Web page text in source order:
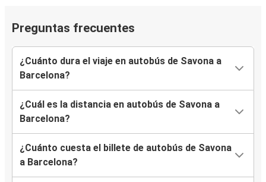
Preguntas frecuentes
¿Cuánto dura el viaje en autobús de Savona a
Barcelona?
¿Cuál es la distancia en autobús de Savona a
Barcelona?
¿Cuánto cuesta el billete de autobús de Savona
a Barcelona?